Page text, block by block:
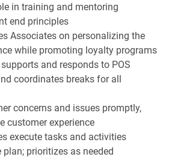
in training and mentoring
end principles
Associates on personalizing the
while promoting loyalty programs
and responds to POS
coordinates breaks for all
concerns and issues promptly,
customer experience
execute tasks and activities
prioritizes as needed